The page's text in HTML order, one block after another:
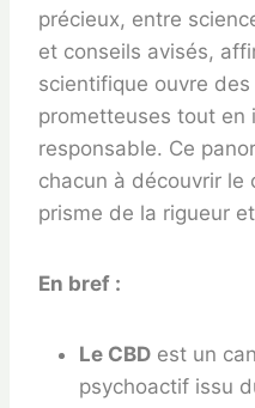
précieux, entre
et conseils avisés,
scientifique ouvre
prometteuses tout en
responsable. Ce
chacun à découvrir le
prisme de la rigueur
En bref :
Le CBD est un
psychoactif issu